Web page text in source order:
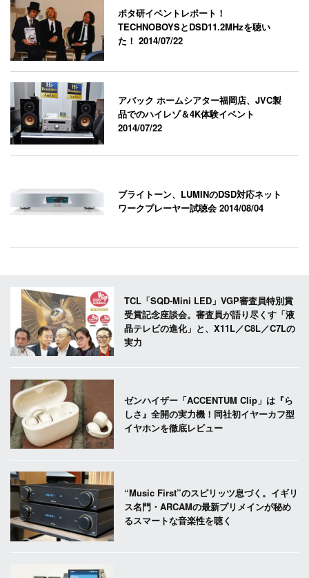
ポタ研イベントレポート！
TECHNOBOYSとDSD11.2MHzを聴い
た！2014/07/22
アバック ホームシアター福岡店、JVC製
品でのハイレゾ＆4K体験イベント
2014/07/22
ブライトーン、LUMINのDSD対応ネット
ワークプレーヤー試聴会2014/08/04
TCL「SQD-Mini LED」VGP審査員特別賞
受賞記念座談会。審査員が語り尽くす「液
晶テレビの進化」と、X11L／C8L／C7Lの
実力
ゼンハイザー「ACCENTUM Clip」は『ら
しさ』全開の実力機！同社初イヤーカフ型
イヤホンを徹底レビュー
“Music First”のスピリッツ息づく。イギリ
ス名門・ARCAMの最新プリメインが秘め
るスマートな音楽性を聴く